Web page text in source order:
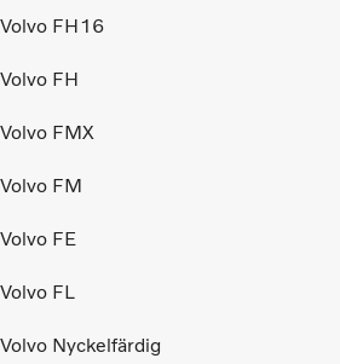
Volvo FH16
Volvo FH
Volvo FMX
Volvo FM
Volvo FE
Volvo FL
Volvo Nyckelfärdig